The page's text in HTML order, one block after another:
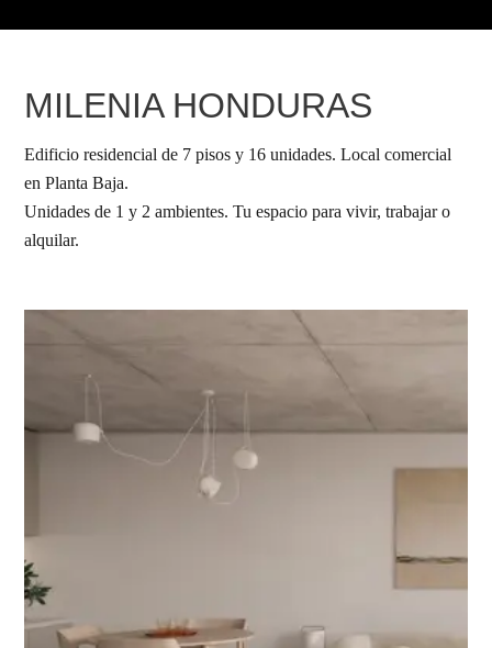
MILENIA HONDURAS
Edificio residencial de 7 pisos y 16 unidades. Local comercial
en Planta Baja.
Unidades de 1 y 2 ambientes. Tu espacio para vivir, trabajar o
alquilar.